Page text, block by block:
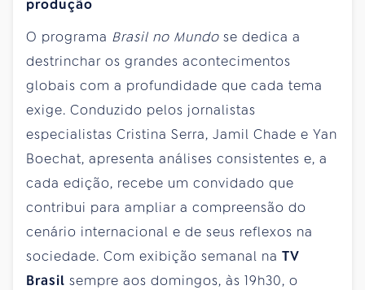
produção
O programa Brasil no Mundo se dedica a
destrinchar os grandes acontecimentos
globais com a profundidade que cada tema
exige. Conduzido pelos jornalistas
especialistas Cristina Serra, Jamil Chade e Yan
Boechat, apresenta análises consistentes e, a
cada edição, recebe um convidado que
contribui para ampliar a compreensão do
cenário internacional e de seus reflexos na
sociedade. Com exibição semanal na TV
Brasil sempre aos domingos, às 19h30, o